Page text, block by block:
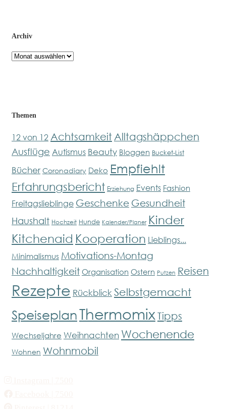
Archiv
Archiv
Themen
12 von 12 Achtsamkeit Alltagshäppchen
Ausflüge Autismus Beauty Bloggen Bucket-List
Bücher Coronadiary Deko Empfiehlt
Erfahrungsbericht Erziehung Events Fashion
Freitagslieblinge Geschenke Gesundheit
Haushalt Hochzeit Hunde Kalender/Planer Kinder
Kitchenaid Kooperation Lieblings...
Minimalismus Motivations-Montag
Nachhaltigkeit Organisation Ostern Putzen Reisen
Rezepte RückblickSelbstgemacht
SpeiseplanThermomix Tipps
Wechseljahre Weihnachten Wochenende
Wohnen Wohnmobil